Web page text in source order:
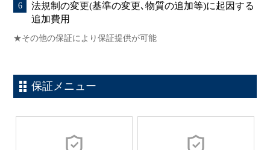
法規制の変更(基準の変更､物質の追加等)に起因する
追加費用
★その他の保証により保証提供が可能
保証メニュー